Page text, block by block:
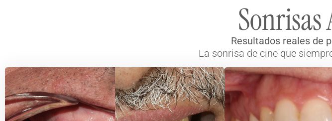
Resultados reales de
La sonrisa de cine que